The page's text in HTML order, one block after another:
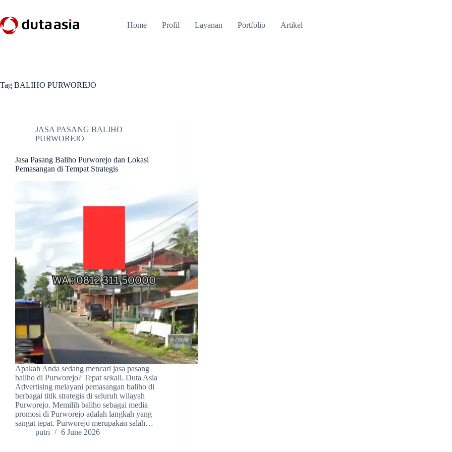
content
Home Profil Layanan Portfolio Artikel
Tag BALIHO PURWOREJO
JASA PASANG BALIHO
PURWOREJO
Jasa Pasang Baliho Purworejo dan Lokasi
Pemasangan di Tempat Strategis
Apakah Anda sedang mencari jasa pasang
baliho di Purworejo? Tepat sekali. Duta Asia
Advertising melayani pemasangan baliho di
berbagai titik strategis di seluruh wilayah
Purworejo. Memilih baliho sebagai media
promosi di Purworejo adalah langkah yang
sangat tepat. Purworejo merupakan salah…
putri
6 June 2026